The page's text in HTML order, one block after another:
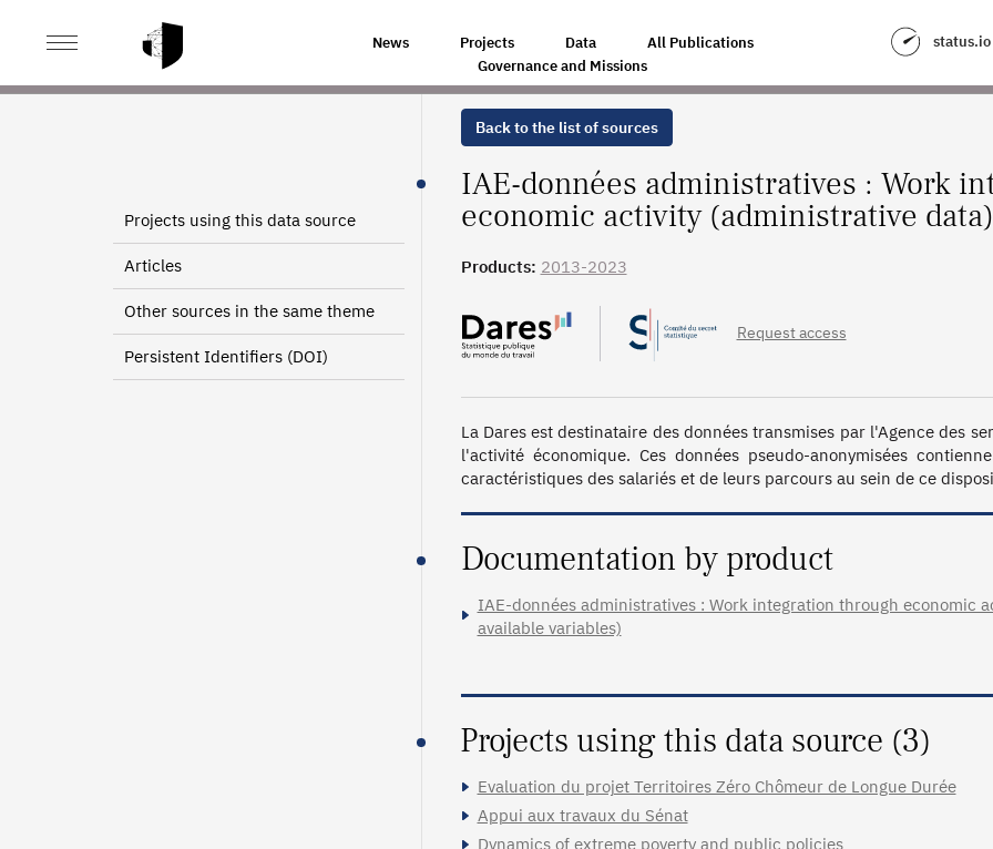
News Projects Data
All Publications
Governance and Missions
status.io
HOME WORK INTEGRATION THROUGH ECONOMIC ACTIVITY (ADMINISTRATIVE DATA)
Projects using this data source
Articles
Other sources in the same theme
Persistent Identifiers (DOI)
Back to the list of sources
IAE-données administratives : Work
economic activity (administrative data)
Products: 2013-2023
Request access
La Dares est destinataire des données transmises par l'Agence des
l'activité économique. Ces données pseudo-anonymisées
caractéristiques des salariés et de leurs parcours au sein de ce
Documentation by product
IAE-données administratives : Work integration through economic
available variables)
Projects using this data source (3)
Evaluation du projet Territoires Zéro Chômeur de Longue Durée
Appui aux travaux du Sénat
Dynamics of extreme poverty and public policies